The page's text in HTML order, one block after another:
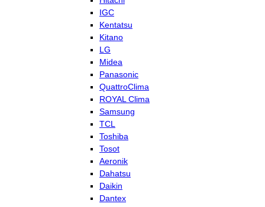
IGC
Kentatsu
Kitano
LG
Midea
Panasonic
QuattroClima
ROYAL Clima
Samsung
TCL
Toshiba
Tosot
Aeronik
Dahatsu
Daikin
Dantex